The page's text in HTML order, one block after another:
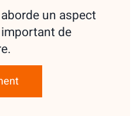
un aspect
de